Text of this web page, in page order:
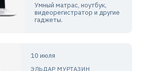
Умный матрас, ноутбук,
видеорегистратор и другие
гаджеты.
10 июля
ЭЛЬДАР МУРТАЗИН